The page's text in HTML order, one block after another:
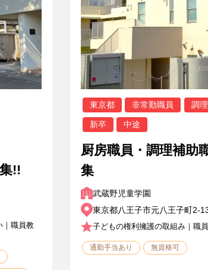
!!
｜職員教
東京都 非常勤職員 調
新卒 中途
厨房職員・調理補助
集
武蔵野児童学園
東京都八王子市元八王子町2-
子どもの権利擁護の取組み｜職
通勤手当あり 無資格可